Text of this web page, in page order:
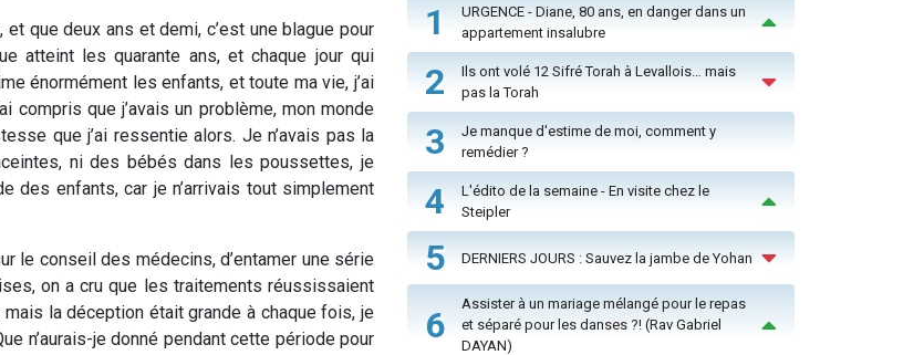
que deux ans et demi, c’est une blague pour
atteint les quarante ans, et chaque jour qui
énormément les enfants, et toute ma vie, j’ai
compris que j’avais un problème, mon monde
que j’ai ressentie alors. Je n’avais pas la
ni des bébés dans les poussettes, je
des enfants, car je n’arrivais tout simplement
le conseil des médecins, d’entamer une série
on a cru que les traitements réussissaient
la déception était grande à chaque fois, je
n’aurais-je donné pendant cette période pour
1
URGENCE - Diane, 80 ans, en danger dans un
appartement insalubre
2
Ils ont volé 12 Sifré Torah à Levallois… mais
pas la Torah
3
Je manque d'estime de moi, comment y
remédier ?
4
L'édito de la semaine - En visite chez le
Steipler
5 DERNIERS JOURS : Sauvez la jambe de Yohan
6
Assister à un mariage mélangé pour le repas
et séparé pour les danses ?! (Rav Gabriel
DAYAN)